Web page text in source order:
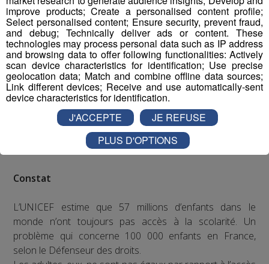
Constat
L’UNICEF estime que 57 millions d’enfants dans le
monde n’ont toujours pas accès à la scolarité. Un
problème qui concerne 100 000 enfants en France,
selon le Défenseur des droits.
improve products; Create a personalised content profile;
Select personalised content; Ensure security, prevent fraud,
and debug; Technically deliver ads or content. These
technologies may process personal data such as IP address
and browsing data to offer following functionalities: Actively
scan device characteristics for identification; Use precise
geolocation data; Match and combine offline data sources;
Link different devices; Receive and use automatically-sent
device characteristics for identification.
J'ACCEPTE
JE REFUSE
PLUS D'OPTIONS